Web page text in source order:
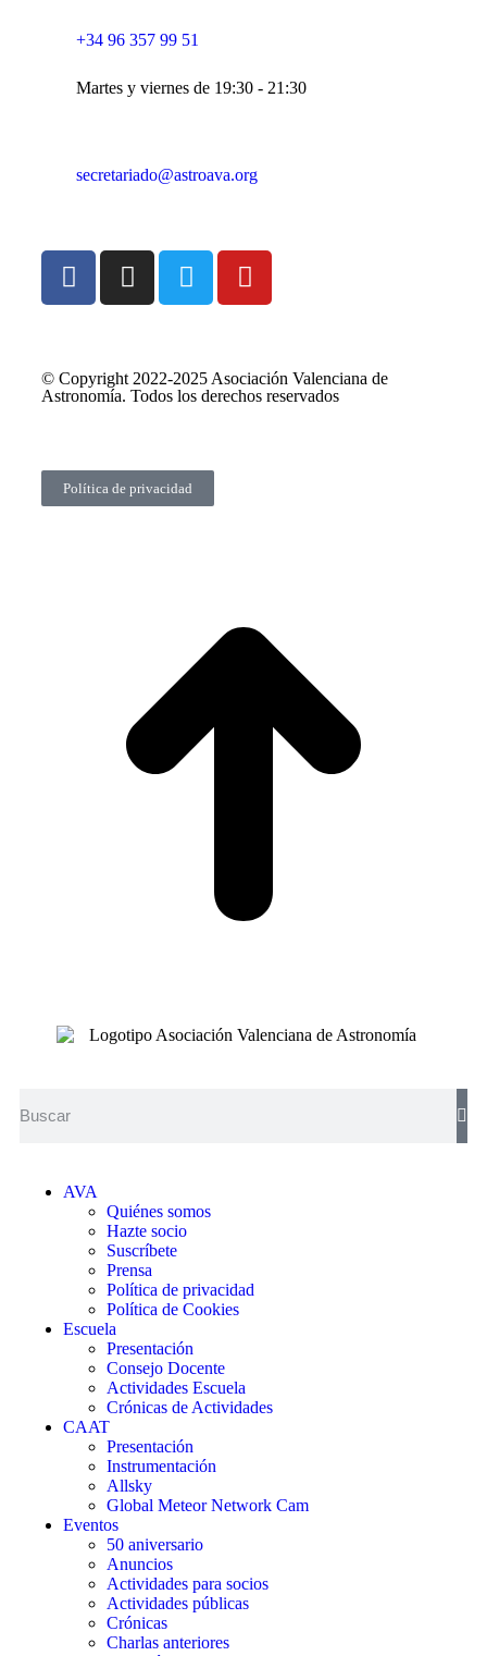
+34 96 357 99 51
Martes y viernes de 19:30 - 21:30
secretariado@astroava.org
© Copyright 2022-2025 Asociación Valenciana de
Astronomía. Todos los derechos reservados
Política de privacidad
AVA
Quiénes somos
Hazte socio
Suscríbete
Prensa
Política de privacidad
Política de Cookies
Escuela
Presentación
Consejo Docente
Actividades Escuela
Crónicas de Actividades
CAAT
Presentación
Instrumentación
Allsky
Global Meteor Network Cam
Eventos
50 aniversario
Anuncios
Actividades para socios
Actividades públicas
Crónicas
Charlas anteriores